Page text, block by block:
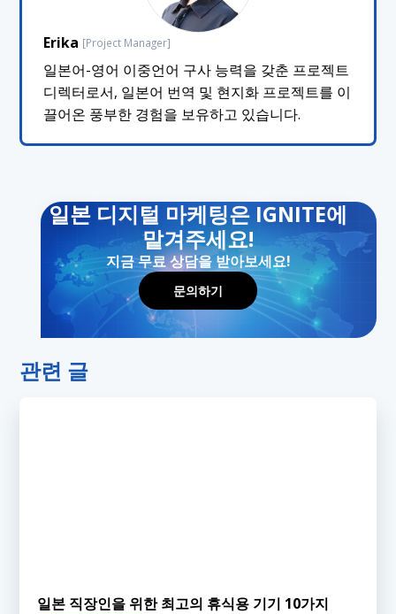
Erika [Project Manager]
일본어-영어 이중언어 구사 능력을 갖춘 프로젝트
디렉터로서, 일본어 번역 및 현지화 프로젝트를 이
끌어온 풍부한 경험을 보유하고 있습니다.
일본 디지털 마케팅은 IGNITE에
맡겨주세요!
지금 무료 상담을 받아보세요!
문의하기
관련 글
일본 직장인을 위한 최고의 휴식용 기기 10가지